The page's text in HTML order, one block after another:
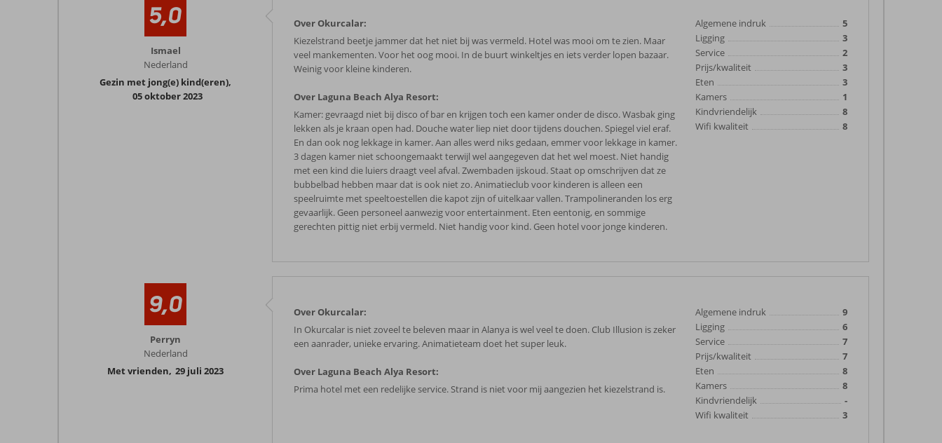
5,0
Ismael
Nederland
Gezin met jong(e) kind(eren),
05 oktober 2023
Over Okurcalar:
Kiezelstrand beetje jammer dat het niet bij was vermeld. Hotel was mooi om te zien. Maar
veel mankementen. Voor het oog mooi. In de buurt winkeltjes en iets verder lopen bazaar.
Weinig voor kleine kinderen.
Over Laguna Beach Alya Resort:
Kamer: gevraagd niet bij disco of bar en krijgen toch een kamer onder de disco. Wasbak ging
lekken als je kraan open had. Douche water liep niet door tijdens douchen. Spiegel viel eraf.
En dan ook nog lekkage in kamer. Aan alles werd niks gedaan, emmer voor lekkage in kamer.
3 dagen kamer niet schoongemaakt terwijl wel aangegeven dat het wel moest. Niet handig
met een kind die luiers draagt veel afval. Zwembaden ijskoud. Staat op omschrijven dat ze
bubbelbad hebben maar dat is ook niet zo. Animatieclub voor kinderen is alleen een
speelruimte met speeltoestellen die kapot zijn of uitelkaar vallen. Trampolineranden los erg
gevaarlijk. Geen personeel aanwezig voor entertainment. Eten eentonig, en sommige
gerechten pittig niet erbij vermeld. Niet handig voor kind. Geen hotel voor jonge kinderen.
Algemene indruk
5
Ligging
3
Service
2
Prijs/kwaliteit
3
Eten
3
Kamers
1
Kindvriendelijk
8
Wifi kwaliteit
8
9,0
Perryn
Nederland
Met vrienden, 29 juli 2023
Over Okurcalar:
In Okurcalar is niet zoveel te beleven maar in Alanya is wel veel te doen. Club Illusion is zeker
een aanrader, unieke ervaring. Animatieteam doet het super leuk.
Over Laguna Beach Alya Resort:
Prima hotel met een redelijke service. Strand is niet voor mij aangezien het kiezelstrand is.
Algemene indruk
9
Ligging
6
Service
7
Prijs/kwaliteit
7
Eten
8
Kamers
8
Kindvriendelijk
-
Wifi kwaliteit
3